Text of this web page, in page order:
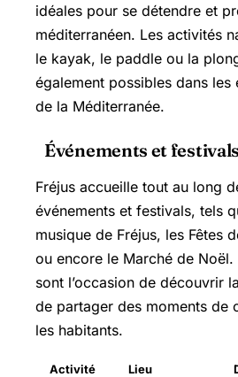
idéales pour se détendre et
méditerranéen. Les activités
le kayak, le paddle ou la
également possibles dans les
de la Méditerranée.
Événements et festivals
Fréjus accueille tout au long
événements et festivals, tels
musique de Fréjus, les Fêtes
ou encore le Marché de Noël.
sont l’occasion de découvrir
de partager des moments de
les habitants.
Activité Lieu